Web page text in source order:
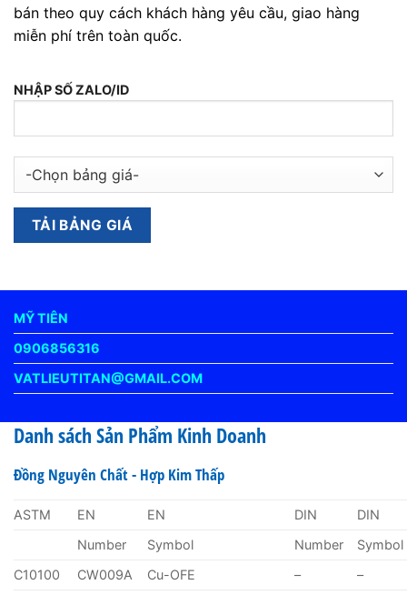
bán theo quy cách khách hàng yêu cầu, giao hàng
miễn phí trên toàn quốc.
NHẬP SỐ ZALO/ID
MỸ TIÊN
0906856316
VATLIEUTITAN@GMAIL.COM
Danh sách Sản Phẩm Kinh Doanh
Đồng Nguyên Chất - Hợp Kim Thấp
ASTM EN EN DIN
DIN
Number
Symbol Number
Symbol
C10100
CW009A Cu-OFE –
–